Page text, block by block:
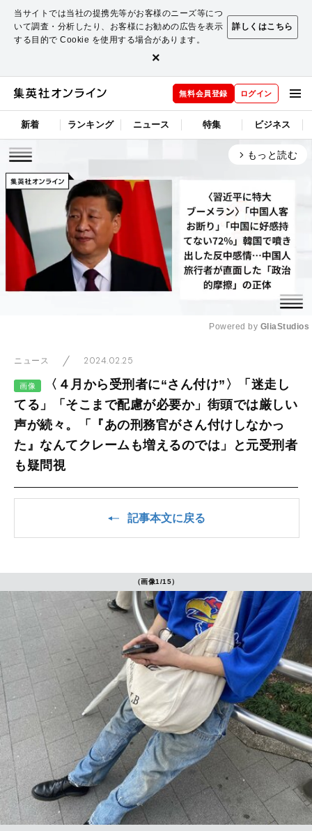
当サイトでは当社の提携先等がお客様のニーズ等につ
いて調査・分析したり、お客様にお勧めの広告を表示
する目的で Cookie を使用する場合があります。
詳しくはこちら
×
無料会員登録 ログイン
新着 ランキング ニュース 特集 ビジネス
arrow_forward_ios もっと読む
Powered by GliaStudios
ニュース 2024.02.25
画像
〈４月から受刑者に“さん付け”〉「迷走し
てる」「そこまで配慮が必要か」街頭では厳しい
声が続々。「『あの刑務官がさん付けしなかっ
た』なんてクレームも増えるのでは」と元受刑者
も疑問視
記事本文に戻る
（画像1/15）